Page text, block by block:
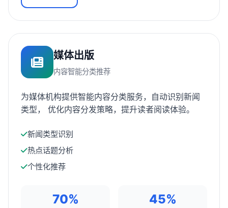
媒体出版
内容智能分类推荐
为媒体机构提供智能内容分类服务，自动识别新闻
类型， 优化内容分发策略，提升读者阅读体验。
新闻类型识别
热点话题分析
个性化推荐
70% 45%